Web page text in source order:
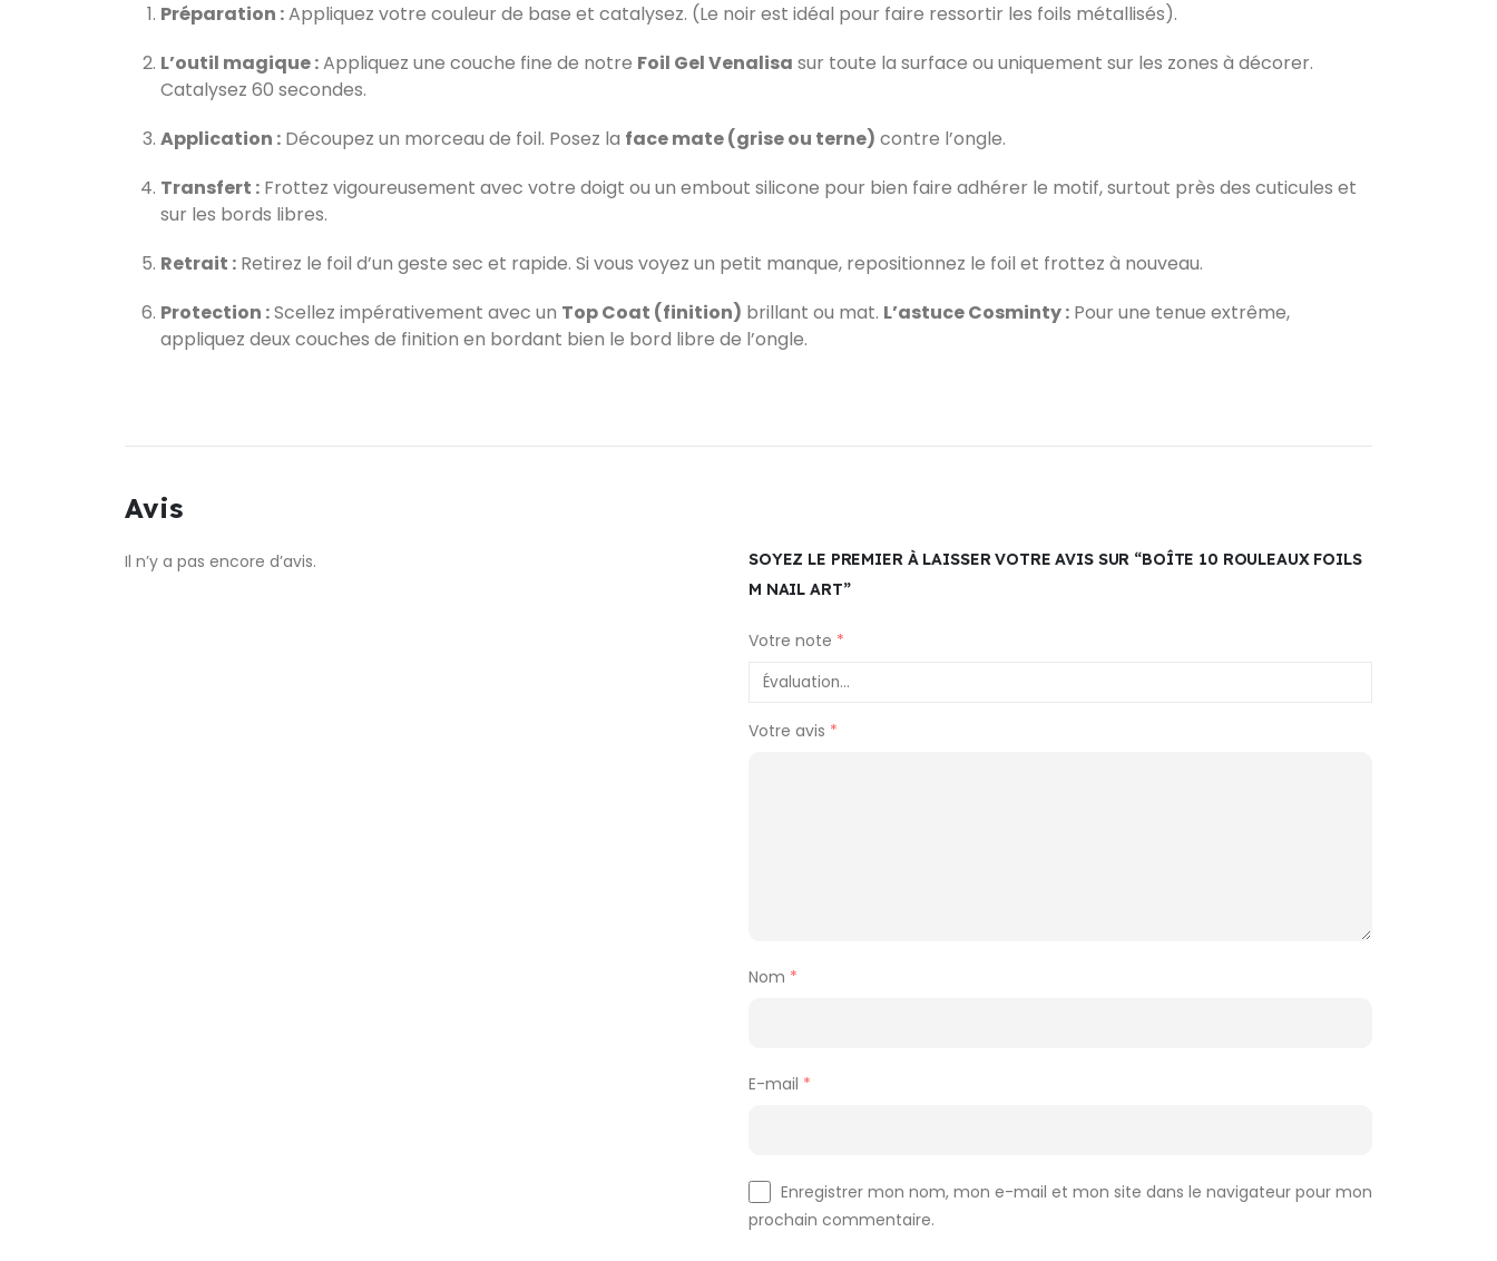
Préparation :Appliquez votre couleur de base et catalysez. (Le noir est idéal pour faire ressortir les foils métallisés).
L’outil magique :Appliquez une couche fine de notre Foil Gel Venalisa sur toute la surface ou uniquement sur les zones à décorer.
Catalysez 60 secondes.
Application : Découpez un morceau de foil. Posez la face mate (grise ou terne) contre l’ongle.
Transfert : Frottez vigoureusement avec votre doigt ou un embout silicone pour bien faire adhérer le motif, surtout près des cuticules et
sur les bords libres.
Retrait : Retirez le foil d’un geste sec et rapide. Si vous voyez un petit manque, repositionnez le foil et frottez à nouveau.
Protection :Scellez impérativement avec un Top Coat (finition) brillant ou mat. L’astuce Cosminty : Pour une tenue extrême,
appliquez deux couches de finition en bordant bien le bord libre de l’ongle.
Avis
Il n’y a pas encore d’avis.
SOYEZ LE PREMIER À LAISSER VOTRE AVIS SUR “BOÎTE 10 ROULEAUX FOILS
M NAIL ART”
Votre note *
Votre avis *
Nom *
E-mail *
Enregistrer mon nom, mon e-mail et mon site dans le navigateur pour mon
prochain commentaire.